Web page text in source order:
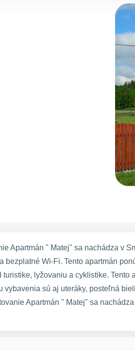
Apartmán " Matej" sa nachádza v
bezplatné Wi-Fi. Tento apartmán
turistike, lyžovaniu a cyklistike. Tento
vybavenia sú aj uteráky, posteľná
Apartmán " Matej" sa